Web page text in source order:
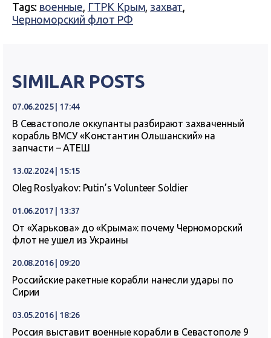
Tags: военные, ГТРК Крым, захват,
Черноморский флот РФ
SIMILAR POSTS
07.06.2025 | 17:44
В Севастополе оккупанты разбирают захваченный
корабль ВМСУ «Константин Ольшанский» на
запчасти – АТЕШ
13.02.2024 | 15:15
Oleg Roslyakov: Putin’s Volunteer Soldier
01.06.2017 | 13:37
От «Харькова» до «Крыма»: почему Черноморский
флот не ушел из Украины
20.08.2016 | 09:20
Российские ракетные корабли нанесли удары по
Сирии
03.05.2016 | 18:26
Россия выставит военные корабли в Севастополе 9